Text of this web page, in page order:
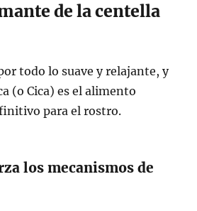
de la centella
todo lo suave y relajante, y
(o Cica) es el alimento
para el rostro.
los mecanismos de